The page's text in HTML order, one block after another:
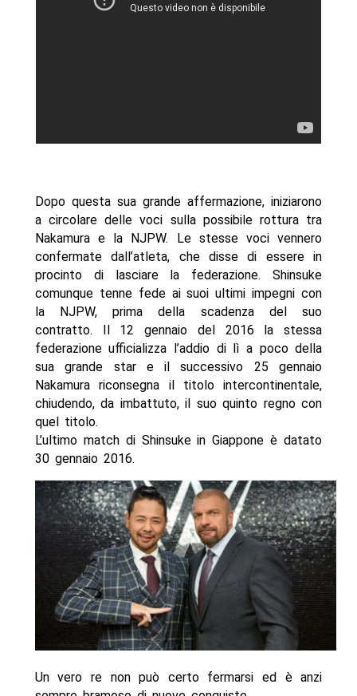
Dopo questa sua grande affermazione, iniziarono
a circolare delle voci sulla possibile rottura tra
Nakamura e la NJPW. Le stesse voci vennero
confermate dall’atleta, che disse di essere in
procinto di lasciare la federazione. Shinsuke
comunque tenne fede ai suoi ultimi impegni con
la NJPW, prima della scadenza del suo
contratto. Il 12 gennaio del 2016 la stessa
federazione ufficializza l’addio di lì a poco della
sua grande star e il successivo 25 gennaio
Nakamura riconsegna il titolo intercontinentale,
chiudendo, da imbattuto, il suo quinto regno con
quel titolo.
L’ultimo match di Shinsuke in Giappone è datato
30 gennaio 2016.
Un vero re non può certo fermarsi ed è anzi